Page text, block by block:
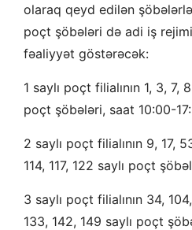
olaraq qeyd edilən şöbələrlə
poçt şöbələri də adi iş
fəaliyyət göstərəcək:
1 saylı poçt filialının 1, 3, 7,
poçt şöbələri, saat 10:00-
2 saylı poçt filialının 9, 17,
114, 117, 122 saylı poçt
3 saylı poçt filialının 34,
133, 142, 149 saylı poçt